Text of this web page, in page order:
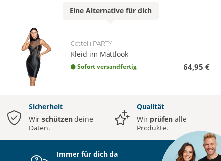
Eine Alternativefür dich
Cottelli PARTY
Kleid im Mattlook
Sofort versandfertig 64,95 €
Sicherheit
Wir schützen deine
Daten.
Qualität
Wir prüfen alle
Produkte.
Immer für dich da